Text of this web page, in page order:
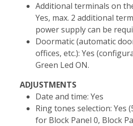
Additional terminals on
Yes, max. 2 additional
power supply can be
Doormatic (automatic
offices, etc.): Yes
Green Led ON.
ADJUSTMENTS
Date and time: Yes
Ring tones selection: Yes
for Block Panel 0, Block